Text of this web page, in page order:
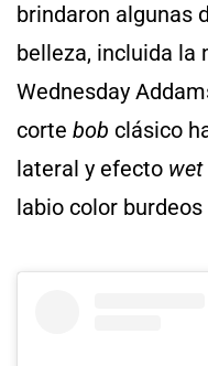
brindaron algunas
belleza, incluida la
Wednesday
corte bob clásico
lateral y efecto wet
labio color burdeos